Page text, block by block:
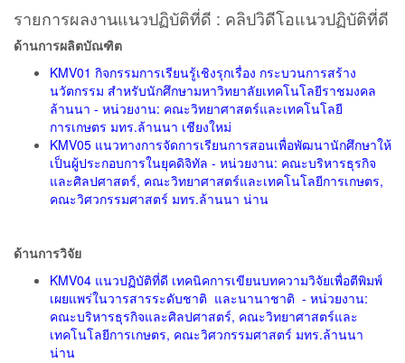
รายการผลงานแนวปฏิบัติที่ดี : คลิปวิดีโอแนวปฏิบัติที่ดี
ด้านการผลิตบัณฑิต
KMV01 กิจกรรมการเรียนรู้เชิงรุกเรื่อง กระบวนการสร้าง
นวัตกรรม สำหรับนักศึกษามหาวิทยาลัยเทคโนโลยีราชมงคล
ล้านนา - หน่วยงาน: คณะวิทยาศาสตร์และเทคโนโลยี
การเกษตร มทร.ล้านนา เชียงใหม่
KMV05 แนวทางการจัดการเรียนการสอนเพื่อพัฒนานักศึกษาให้
เป็นผู้ประกอบการในยุคดิจิทัล - หน่วยงาน: คณะบริหารธุรกิจ
และศิลปศาสตร์, คณะวิทยาศาสตร์และเทคโนโลยีการเกษตร,
คณะวิศวกรรมศาสตร์ มทร.ล้านนา น่าน
ด้านการวิจัย
KMV04 แนวปฏิบัติที่ดี เทคนิคการเขียนบทความวิจัยเพื่อตีพิมพ์
เผยแพร่ในวารสารระดับชาติ และนานาชาติ - หน่วยงาน:
คณะบริหารธุรกิจและศิลปศาสตร์, คณะวิทยาศาสตร์และ
เทคโนโลยีการเกษตร, คณะวิศวกรรมศาสตร์ มทร.ล้านนา
น่าน